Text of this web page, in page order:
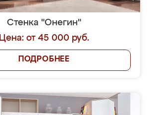
Стенка "Онегин"
Цена: от 45 000 руб.
ПОДРОБНЕЕ